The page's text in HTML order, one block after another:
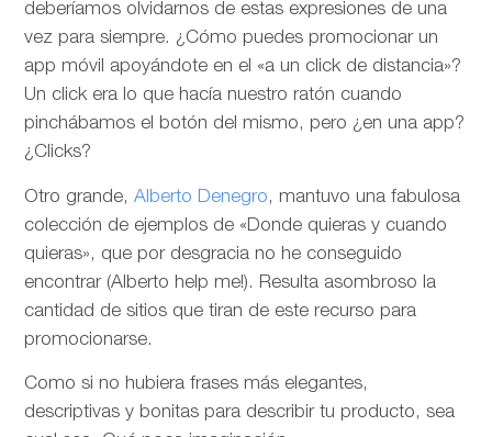
deberíamos olvidarnos de estas expresiones de una
vez para siempre. ¿Cómo puedes promocionar un
app móvil apoyándote en el «a un click de distancia»?
Un click era lo que hacía nuestro ratón cuando
pinchábamos el botón del mismo, pero ¿en una app?
¿Clicks?
Otro grande,Alberto Denegro, mantuvo una fabulosa
colección de ejemplos de «Donde quieras y cuando
quieras», que por desgracia no he conseguido
encontrar (Alberto help me!). Resulta asombroso la
cantidad de sitios que tiran de este recurso para
promocionarse.
Como si no hubiera frases más elegantes,
descriptivas y bonitas para describir tu producto, sea